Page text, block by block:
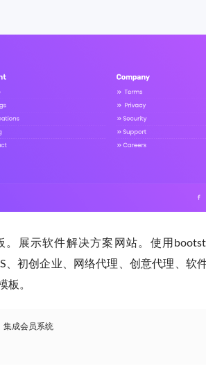
展示软件解决方案网站。使用
、初创企业、网络代理、创意代理、软
板。
集成会员系统